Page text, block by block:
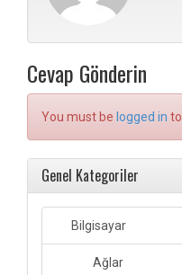
Cevap Gönderin
You must be logged in
Genel Kategoriler
Bilgisayar
Ağlar